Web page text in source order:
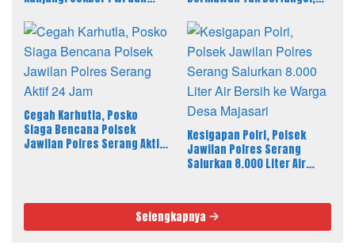
Cegah Karhutla, Posko
Siaga Bencana Polsek
Jawilan Polres Serang Aktif
Kesigapan Polri, Polsek
Jawilan Polres Serang
Salurkan 8.000 Liter Air
Selengkapnya